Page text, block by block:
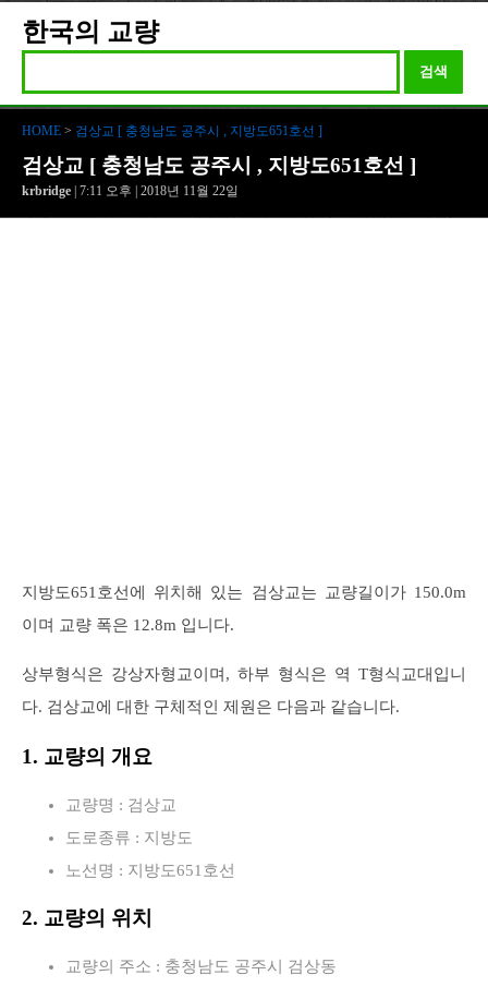
한국의 교량
검색
HOME > 검상교 [ 충청남도 공주시 , 지방도651호선 ]
검상교 [ 충청남도 공주시 , 지방도651호선 ]
krbridge | 7:11 오후 | 2018년 11월 22일
지방도651호선에 위치해 있는 검상교는 교량길이가 150.0m
이며 교량 폭은 12.8m 입니다.
상부형식은 강상자형교이며, 하부 형식은 역 T형식교대입니
다. 검상교에 대한 구체적인 제원은 다음과 같습니다.
1. 교량의 개요
교량명 : 검상교
도로종류 : 지방도
노선명 : 지방도651호선
2. 교량의 위치
교량의 주소 : 충청남도 공주시 검상동